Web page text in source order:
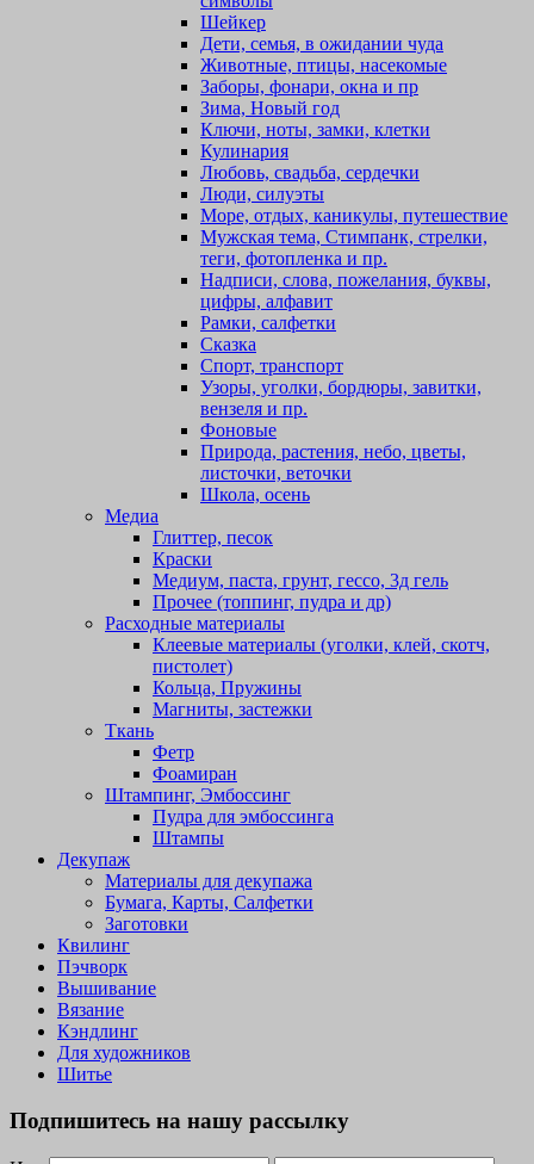
Шейкер
Дети, семья, в ожидании чуда
Животные, птицы, насекомые
Заборы, фонари, окна и пр
Зима, Новый год
Ключи, ноты, замки, клетки
Кулинария
Любовь, свадьба, сердечки
Люди, силуэты
Море, отдых, каникулы, путешествие
Мужская тема, Стимпанк, стрелки,
теги, фотопленка и пр.
Надписи, слова, пожелания, буквы,
цифры, алфавит
Рамки, салфетки
Сказка
Спорт, транспорт
Узоры, уголки, бордюры, завитки,
вензеля и пр.
Фоновые
Природа, растения, небо, цветы,
листочки, веточки
Школа, осень
Медиа
Глиттер, песок
Краски
Медиум, паста, грунт, гессо, 3д гель
Прочее (топпинг, пудра и др)
Расходные материалы
Клеевые материалы (уголки, клей, скотч,
пистолет)
Кольца, Пружины
Магниты, застежки
Ткань
Фетр
Фоамиран
Штампинг, Эмбоссинг
Пудра для эмбоссинга
Штампы
Декупаж
Материалы для декупажа
Бумага, Карты, Салфетки
Заготовки
Квилинг
Пэчворк
Вышивание
Вязание
Кэндлинг
Для художников
Шитье
Подпишитесь на нашу рассылку